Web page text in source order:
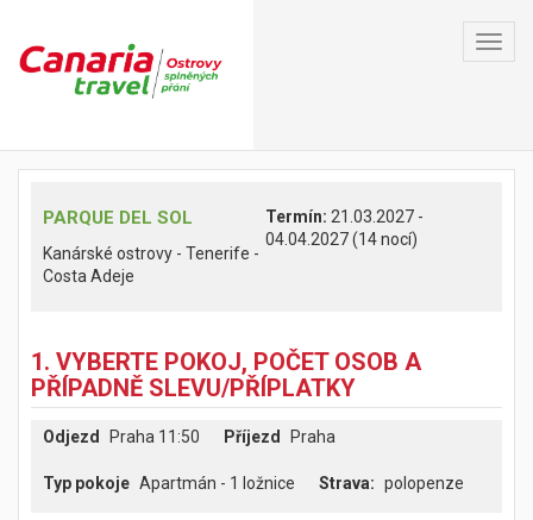
PARQUE DEL SOL
Kanárské ostrovy - Tenerife -
Costa Adeje
Termín: 21.03.2027 -
04.04.2027 (14 nocí)
1. VYBERTE POKOJ, POČET OSOB A
PŘÍPADNĚ SLEVU/PŘÍPLATKY
Odjezd Praha 11:50 Příjezd Praha
Typ pokoje Apartmán - 1 ložnice polopenze